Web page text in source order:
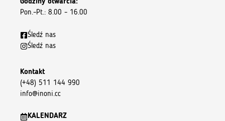
Godziny otwarcia:
Pon.–Pt.: 8.00 – 16.00
Śledź nas
Śledź nas
Kontakt
(+48) 511 144 990
info@inoni.cc
KALENDARZ